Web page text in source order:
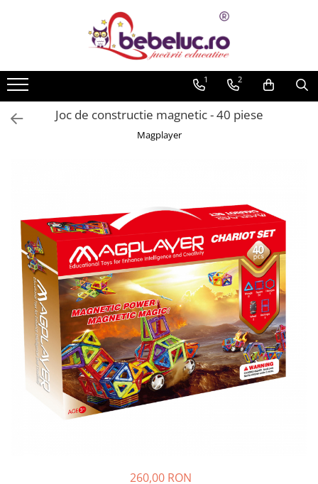
Toate Produsele
Jucarii pe varste
Jucarii educative
Set constructie copii
Organele Corpului Uman
Roboti de jucarie
Jucarii Creativitate
Lucru manual copii
Plastilina
Seturi de desen
Seturi de pictura pentru copii
Tatuaje Copii
Nisip kinetic
Jucarii interactive
Proiector pentru copii
1 2
Joc de constructie magnetic - 40 piese
Magplayer
260,00 RON